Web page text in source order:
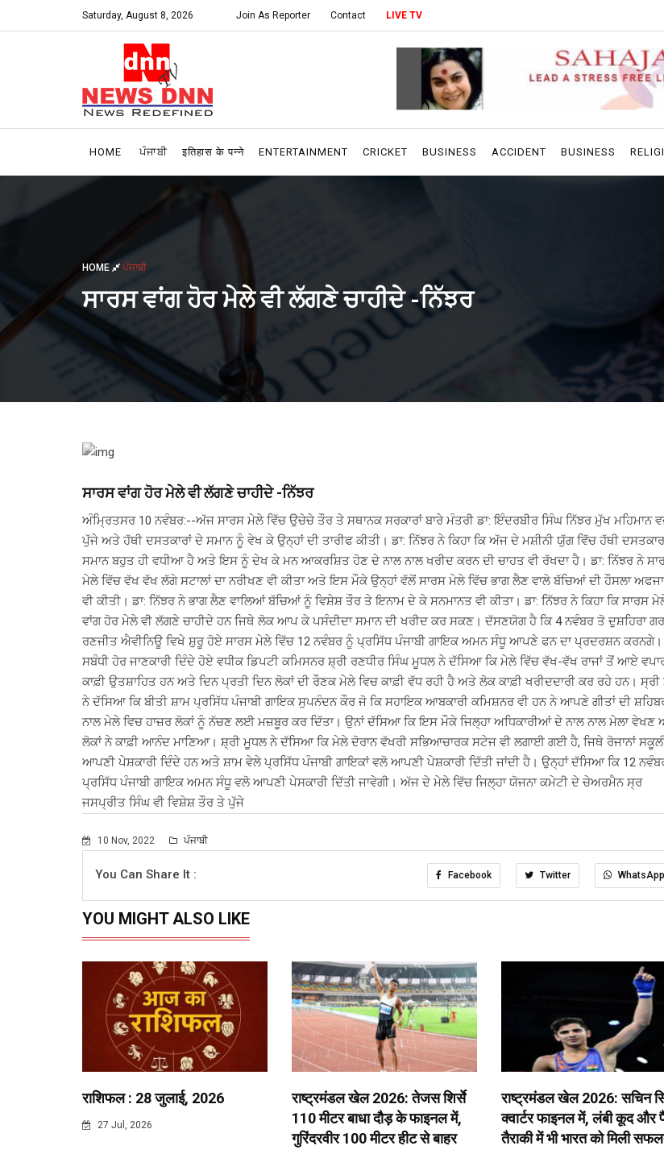
Saturday, August 8, 2026 Join As Reporter Contact LIVE TV
HOME ਪੰਜਾਬੀ इतिहास के पन्ने ENTERTAINMENT CRICKET BUSINESS ACCIDENT BUSINESS
HOME ਪੰਜਾਬੀ
ਸਾਰਸ ਵਾਂਗ ਹੋਰ ਮੇਲੇ ਵੀ ਲੱਗਣੇ ਚਾਹੀਦੇ -ਨਿੱਝਰ
ਸਾਰਸ ਵਾਂਗ ਹੋਰ ਮੇਲੇ ਵੀ ਲੱਗਣੇ ਚਾਹੀਦੇ -ਨਿੱਝਰ
ਅੰਮ੍ਰਿਤਸਰ 10 ਨਵੰਬਰ:--ਅੱਜ ਸਾਰਸ ਮੇਲੇ ਵਿੱਚ ਉਚੇਚੇ ਤੌਰ ਤੇ ਸਥਾਨਕ ਸਰਕਾਰਾਂ ਬਾਰੇ ਮੰਤਰੀ ਡਾ: ਇੰਦਰਬੀਰ ਸਿੰਘ ਨਿੱਝਰ ਮੁੱਖ ਮਹਿਮਾਨ
ਪੁੱਜੇ ਅਤੇ ਹੱਥੀ ਦਸਤਕਾਰਾਂ ਦੇ ਸਮਾਨ ਨੂੰ ਵੇਖ ਕੇ ਉਨ੍ਹਾਂ ਦੀ ਤਾਰੀਫ ਕੀਤੀ। ਡਾ: ਨਿੱਝਰ ਨੇ ਕਿਹਾ ਕਿ ਅੱਜ ਦੇ ਮਸ਼ੀਨੀ ਯੁੱਗ ਵਿੱਚ ਹੱਥੀ
ਸਮਾਨ ਬਹੁਤ ਹੀ ਵਧੀਆ ਹੈ ਅਤੇ ਇਸ ਨੂੰ ਦੇਖ ਕੇ ਮਨ ਆਕਰਸ਼ਿਤ ਹੋਣ ਦੇ ਨਾਲ ਨਾਲ ਖਰੀਦ ਕਰਨ ਦੀ ਚਾਹਤ ਵੀ ਰੱਖਦਾ ਹੈ। ਡਾ: ਨਿੱਝਰ ਨੇ
ਮੇਲੇ ਵਿੱਚ ਵੱਖ ਵੱਖ ਲੱਗੇ ਸਟਾਲਾਂ ਦਾ ਨਰੀਖਣ ਵੀ ਕੀਤਾ ਅਤੇ ਇਸ ਮੌਕੇ ਉਨ੍ਹਾਂ ਵੱਲੋਂ ਸਾਰਸ ਮੇਲੇ ਵਿੱਚ ਭਾਗ ਲੈਣ ਵਾਲੇ ਬੱਚਿਆਂ ਦੀ ਹੌਸਲਾ
ਵੀ ਕੀਤੀ। ਡਾ: ਨਿੱਝਰ ਨੇ ਭਾਗ ਲੈਣ ਵਾਲਿਆਂ ਬੱਚਿਆਂ ਨੂੰ ਵਿਸ਼ੇਸ਼ ਤੌਰ ਤੇ ਇਨਾਮ ਦੇ ਕੇ ਸਨਮਾਨਤ ਵੀ ਕੀਤਾ। ਡਾ: ਨਿੱਝਰ ਨੇ ਕਿਹਾ ਕਿ ਸਾਰਸ
ਵਾਂਗ ਹੋਰ ਮੇਲੇ ਵੀ ਲੱਗਣੇ ਚਾਹੀਦੇ ਹਨ ਜਿਥੇ ਲੋਕ ਆਪ ਕੇ ਪਸੰਦੀਦਾ ਸਮਾਨ ਦੀ ਖਰੀਦ ਕਰ ਸਕਣ। ਦੱਸਣਯੋਗ ਹੈ ਕਿ 4 ਨਵੰਬਰ ਤੋ ਦੁਸ਼ਹਿਰਾ
ਰਣਜੀਤ ਐਵੀਨਿਊ ਵਿਖੇ ਸ਼ੁਰੂ ਹੋਏ ਸਾਰਸ ਮੇਲੇ ਵਿੱਚ 12 ਨਵੰਬਰ ਨੂੰ ਪ੍ਰਸਿੱਧ ਪੰਜਾਬੀ ਗਾਇਕ ਅਮਨ ਸੰਧੂ ਆਪਣੇ ਫਨ ਦਾ ਪ੍ਰਦਰਸ਼ਨ
ਸਬੰਧੀ ਹੋਰ ਜਾਣਕਾਰੀ ਦਿੰਦੇ ਹੋਏ ਵਧੀਕ ਡਿਪਟੀ ਕਮਿਸਨਰ ਸ਼੍ਰੀ ਰਣਧੀਰ ਸਿੰਘ ਮੂਧਲ ਨੇ ਦੱਸਿਆ ਕਿ ਮੇਲੇ ਵਿੱਚ ਵੱਖ-ਵੱਖ ਰਾਜਾਂ ਤੋਂ ਆਏ
ਕਾਫ਼ੀ ਉਤਸ਼ਾਹਿਤ ਹਨ ਅਤੇ ਦਿਨ ਪ੍ਰਤੀ ਦਿਨ ਲੋਕਾਂ ਦੀ ਰੌਣਕ ਮੇਲੇ ਵਿਚ ਕਾਫ਼ੀ ਵੱਧ ਰਹੀ ਹੈ ਅਤੇ ਲੋਕ ਕਾਫ਼ੀ ਖਰੀਦਦਾਰੀ ਕਰ ਰਹੇ ਹਨ।
ਨੇ ਦੱਸਿਆ ਕਿ ਬੀਤੀ ਸ਼ਾਮ ਪ੍ਰਸਿੱਧ ਪੰਜਾਬੀ ਗਾਇਕ ਸੁਪਨੰਦਨ ਕੌਰ ਜੋ ਕਿ ਸਹਾਇਕ ਆਬਕਾਰੀ ਕਮਿਸ਼ਨਰ ਵੀ ਹਨ ਨੇ ਆਪਣੇ ਗੀਤਾਂ ਦੀ
ਨਾਲ ਮੇਲੇ ਵਿਚ ਹਾਜ਼ਰ ਲੋਕਾਂ ਨੂੰ ਨੱਚਣ ਲਈ ਮਜ਼ਬੂਰ ਕਰ ਦਿੱਤਾ। ਉਨਾਂ ਦੱਸਿਆ ਕਿ ਇਸ ਮੌਕੇ ਜਿਲ੍ਹਾ ਅਧਿਕਾਰੀਆਂ ਦੇ ਨਾਲ ਨਾਲ ਮੇਲਾ
ਲੋਕਾਂ ਨੇ ਕਾਫ਼ੀ ਆਨੰਦ ਮਾਣਿਆ। ਸ਼੍ਰੀ ਮੂਧਲ ਨੇ ਦੱਸਿਆ ਕਿ ਮੇਲੇ ਦੋਰਾਨ ਵੱਖਰੀ ਸਭਿਆਚਾਰਕ ਸਟੇਜ ਵੀ ਲਗਾਈ ਗਈ ਹੈ, ਜਿਥੇ ਰੋਜਾਨਾਂ
ਆਪਣੀ ਪੇਸ਼ਕਾਰੀ ਦਿੰਦੇ ਹਨ ਅਤੇ ਸ਼ਾਮ ਵੇਲੇ ਪ੍ਰਸਿੱਧ ਪੰਜਾਬੀ ਗਾਇਕਾਂ ਵਲੋ ਆਪਣੀ ਪੇਸ਼ਕਾਰੀ ਦਿੱਤੀ ਜਾਂਦੀ ਹੈ। ਉਨ੍ਹਾਂ ਦੱਸਿਆ ਕਿ 12
ਪ੍ਰਸਿੱਧ ਪੰਜਾਬੀ ਗਾਇਕ ਅਮਨ ਸੰਧੂ ਵਲੋ ਆਪਣੀ ਪੇਸਕਾਰੀ ਦਿੱਤੀ ਜਾਵੇਗੀ। ਅੱਜ ਦੇ ਮੇਲੇ ਵਿੱਚ ਜਿਲ੍ਹਾ ਯੋਜਨਾ ਕਮੇਟੀ ਦੇ ਚੇਅਰਮੈਨ ਸ੍ਰ
ਜਸਪ੍ਰੀਤ ਸਿੰਘ ਵੀ ਵਿਸ਼ੇਸ਼ ਤੌਰ ਤੇ ਪੁੱਜੇ
10 Nov, 2022 ਪੰਜਾਬੀ
You Can Share It : Facebook Twitter WhatsApp
YOU MIGHT ALSO LIKE
राशिफल : 28 जुलाई, 2026
27 Jul, 2026
राष्ट्रमंडल खेल 2026: तेजस शिर्से
110 मीटर बाधा दौड़ के फाइनल में,
गुरिंदरवीर 100 मीटर हीट से बाहर
राष्ट्रमंडल खेल 2026: सचिन
क्वार्टर फाइनल में, लंबी कूद और
तैराकी में भी भारत को मिली